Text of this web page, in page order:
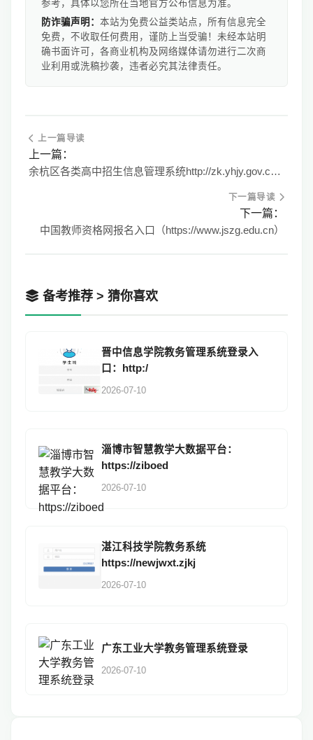
参考，具体以您所在当地官方公布信息为准。
防诈骗声明： 本站为免费公益类站点，所有信息完全
免费，不收取任何费用，谨防上当受骗！未经本站明
确书面许可，各商业机构及网络媒体请勿进行二次商
业利用或洗稿抄袭，违者必究其法律责任。
上一篇导读
上一篇：
余杭区各类高中招生信息管理系统http://zk.yhjy.gov.cn:88/
下一篇导读
下一篇：
中国教师资格网报名入口（https://www.jszg.edu.cn）
备考推荐 > 猜你喜欢
晋中信息学院教务管理系统登录入
口：http:/
2026-07-10
淄博市智慧教学大数据平台：
https://ziboed
2026-07-10
湛江科技学院教务系统
https://newjwxt.zjkj
2026-07-10
广东工业大学教务管理系统登录
2026-07-10